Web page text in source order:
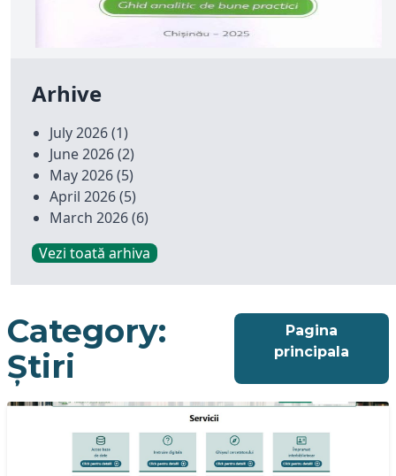
Arhive
July 2026(1)
June 2026(2)
May 2026(5)
April 2026(5)
March 2026(6)
Vezi toată arhiva
Category:
Știri
Pagina
principala